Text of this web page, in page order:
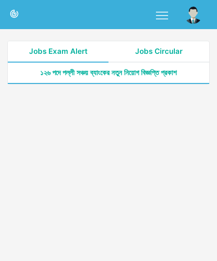
Jobs Exam Alert Jobs Circular
১২৬ পদে পল্লী সঞ্চয় ব্যাংকের নতুন নিয়োগ বিজ্ঞপ্তি প্রকাশ